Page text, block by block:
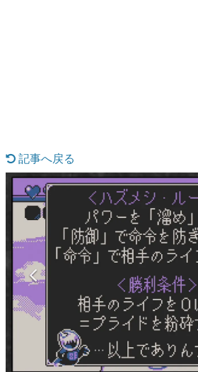
なんでゲームは面白い？
ゲーム開発者・hamatsu氏が
具体的な形から解き明かして
です。
ゲームが変えた日本語
「経験値」「裏技」「ラスボ
の起源や用法の変遷を、コン
イニーP氏が徹底調査。
カテゴリ
特集記事
記事へ戻る